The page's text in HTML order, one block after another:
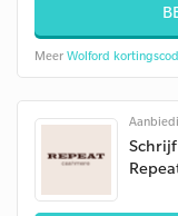
Meer Wolford